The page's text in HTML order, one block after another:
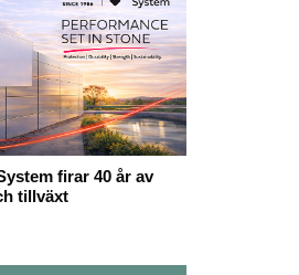
firar 40 år av
tillväxt